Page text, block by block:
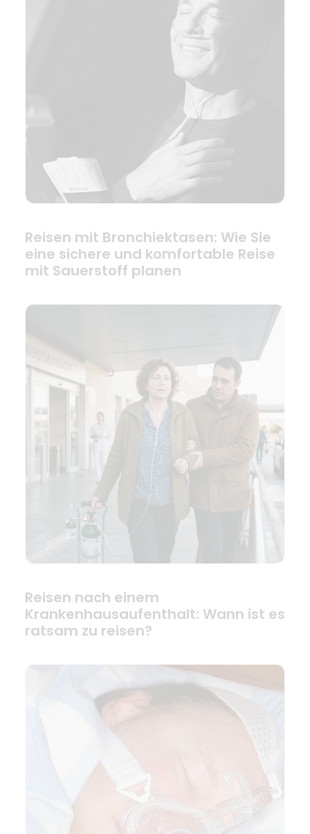
Reisen mit Bronchiektasen: Wie Sie
eine sichere und komfortable Reise
mit Sauerstoff planen
Reisen nach einem
Krankenhausaufenthalt: Wann ist es
ratsam zu reisen?